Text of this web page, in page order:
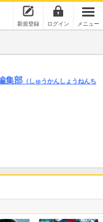
新規登録 ログイン メニュー
集部 （しゅうかんしょうねんち